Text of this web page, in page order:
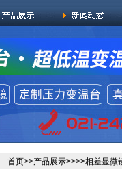
首页>>产品展示>>>>相差显微